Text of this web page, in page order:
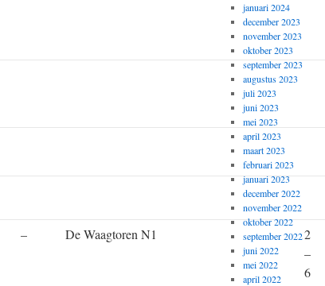
– De Waagtoren N1
2
–
6
januari 2024
december 2023
november 2023
oktober 2023
september 2023
augustus 2023
juli 2023
juni 2023
mei 2023
april 2023
maart 2023
februari 2023
januari 2023
december 2022
november 2022
oktober 2022
september 2022
juni 2022
mei 2022
april 2022